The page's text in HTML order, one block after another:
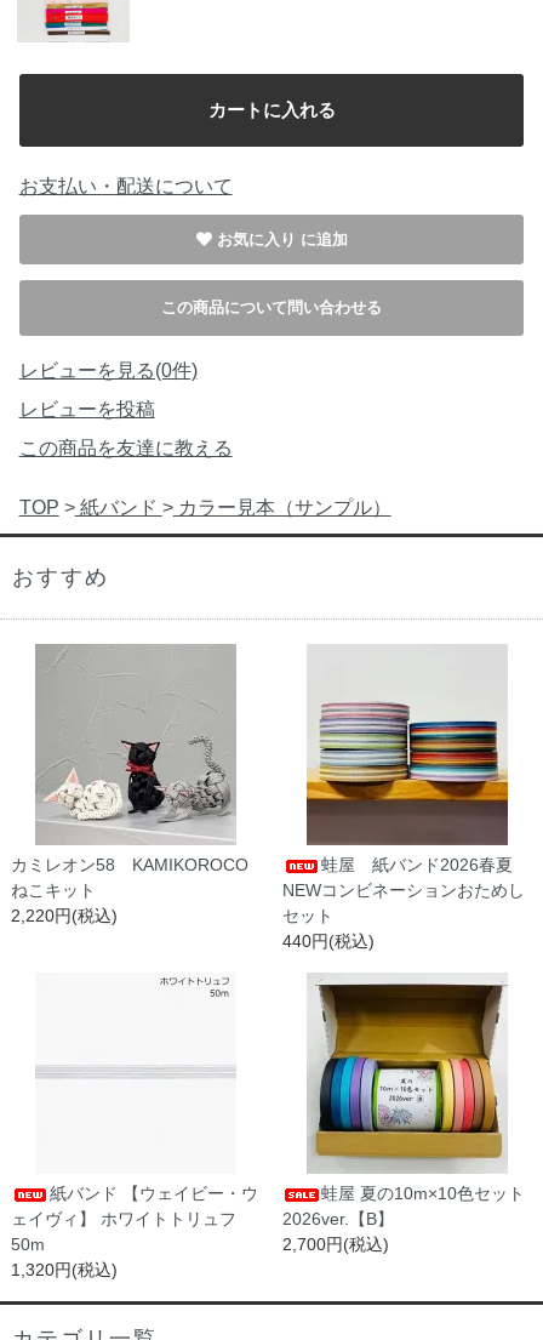
お支払い・配送について
お気に入り
この商品について問い合わせる
レビューを見る(0件)
レビューを投稿
この商品を友達に教える
TOP >紙バンド >カラー見本（サンプル）
おすすめ
カミレオン58 KAMIKOROCO
ねこキット
2,220円(税込)
蛙屋 紙バンド2026春夏
NEWコンビネーションおためし
セット
440円(税込)
紙バンド 【ウェイビー・ウ
ェイヴィ】 ホワイトトリュフ
50m
1,320円(税込)
蛙屋 夏の10m×10色セット
2026ver.【B】
2,700円(税込)